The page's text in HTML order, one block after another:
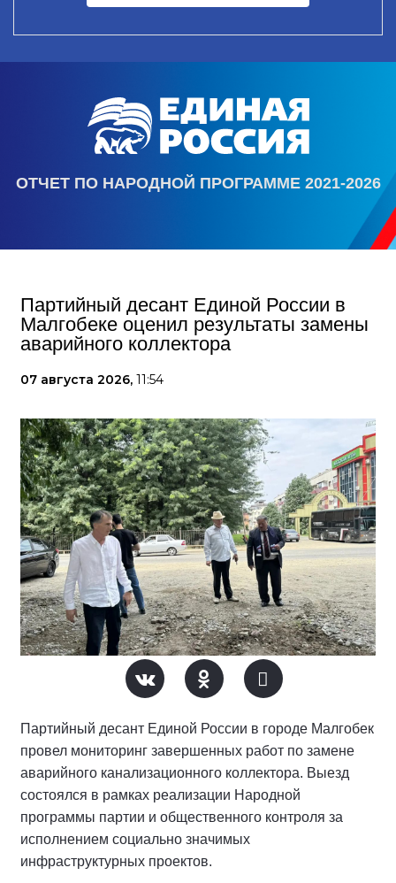
ОТЧЕТ ПО НАРОДНОЙ ПРОГРАММЕ 2021-2026
Партийный десант Единой России в
Малгобеке оценил результаты замены
аварийного коллектора
07 августа 2026, 11:54
Партийный десант Единой России в городе Малгобек
провел мониторинг завершенных работ по замене
аварийного канализационного коллектора. Выезд
состоялся в рамках реализации Народной
программы партии и общественного контроля за
исполнением социально значимых
инфраструктурных проектов.